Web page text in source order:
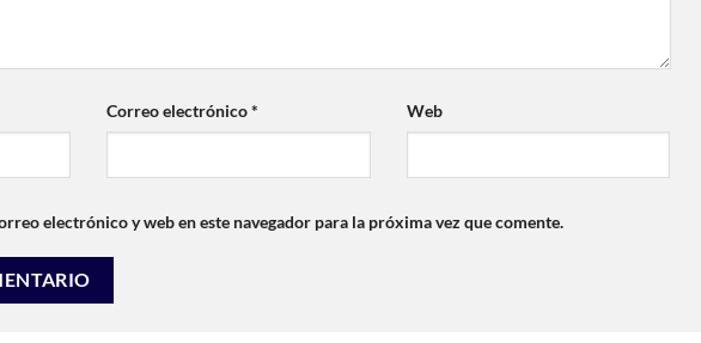
Correo electrónico* Web
electrónico y web en este navegador para la próxima vez que comente.